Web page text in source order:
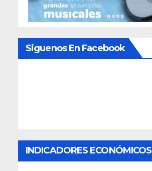
Siguenos En Facebook
INDICADORES ECONÓMICOS